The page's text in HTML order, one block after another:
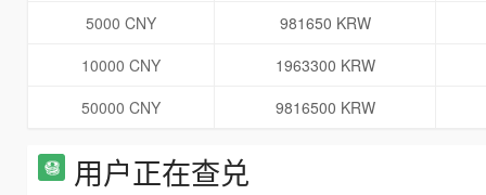
5000 CNY
981650 KRW
10000 CNY
1963300 KRW
50000 CNY
9816500 KRW
用户正在查兑